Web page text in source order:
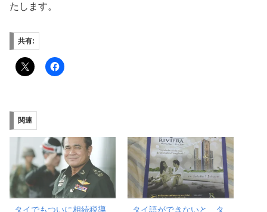
たします。
共有:
関連
タイでもついに相続税導
タイ語ができないと、タ